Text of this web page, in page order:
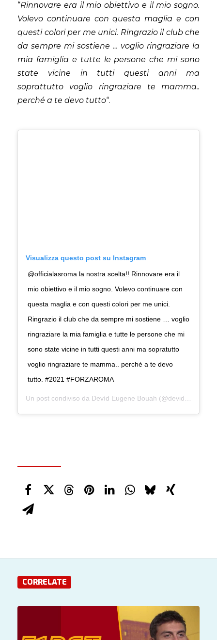
“Rinnovare era il mio obiettivo e il mio sogno.
Volevo continuare con questa maglia e con
questi colori per me unici. Ringrazio il club che
da sempre mi sostiene … voglio ringraziare la
mia famiglia e tutte le persone che mi sono
state vicine in tutti questi anni ma
soprattutto voglio ringraziare te mamma..
perché a te devo tutto“.
Visualizza questo post su Instagram
@officialasroma la nostra scelta!! Rinnovare era il
mio obiettivo e il mio sogno. Volevo continuare con
questa maglia e con questi colori per me unici.
Ringrazio il club che da sempre mi sostiene … voglio
ringraziare la mia famiglia e tutte le persone che mi
sono state vicine in tutti questi anni ma sopratutto
voglio ringraziare te mamma.. perché a te devo
tutto. #2021 #FORZAROMA
Un post condiviso da Devìd Eugene Bouah (@devid_bouah_) in data: Gen 10, 2019 at 5:25 PST
CORRELATE